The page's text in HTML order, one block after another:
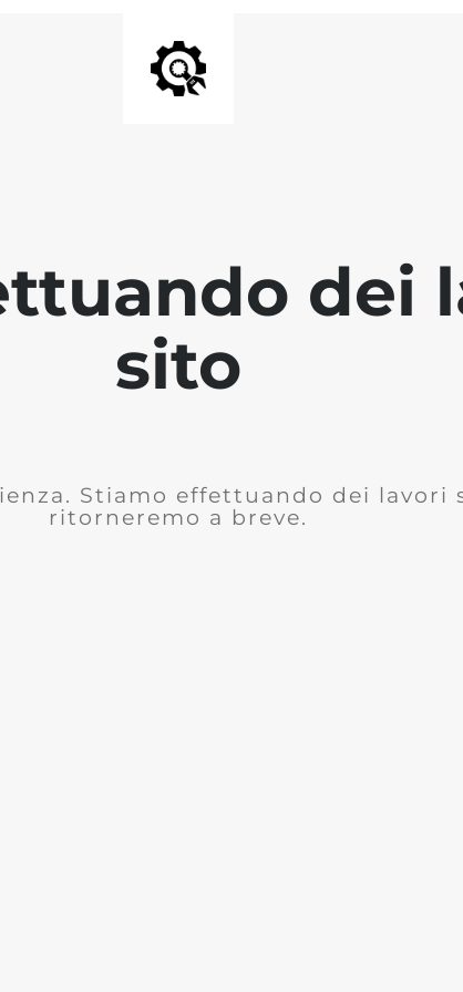
dei
sito
Stiamo effettuando dei lavori
ritorneremo a breve.